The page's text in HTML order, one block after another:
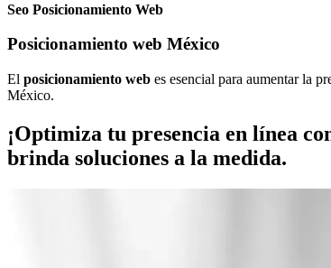
Seo Posicionamiento Web
Posicionamiento web México
El posicionamiento web es esencial para aumentar la
México.
¡Optimiza tu presencia en línea
brinda soluciones a la medida.